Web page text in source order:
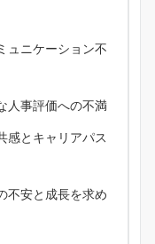
ュニケーション不
人事評価への不満
感とキャリアパス
不安と成長を求め